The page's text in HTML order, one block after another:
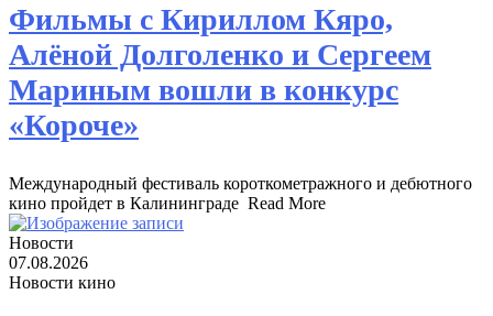
Фильмы с Кириллом Кяро,
Алёной Долголенко и Сергеем
Мариным вошли в конкурс
«Короче»
Международный фестиваль короткометражного и дебютного
кино пройдет в Калининграде ​ Read More
Новости
07.08.2026
Новости кино